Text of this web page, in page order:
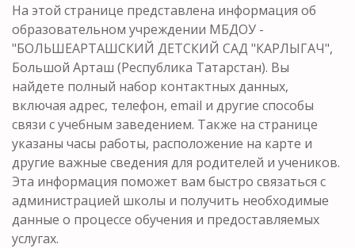
На этой странице представлена информация об
образовательном учреждении МБДОУ -
"БОЛЬШЕАРТАШСКИЙ ДЕТСКИЙ САД "КАРЛЫГАЧ",
Большой Арташ (Республика Татарстан). Вы
найдете полный набор контактных данных,
включая адрес, телефон, email и другие способы
связи с учебным заведением. Также на странице
указаны часы работы, расположение на карте и
другие важные сведения для родителей и учеников.
Эта информация поможет вам быстро связаться с
администрацией школы и получить необходимые
данные о процессе обучения и предоставляемых
услугах.